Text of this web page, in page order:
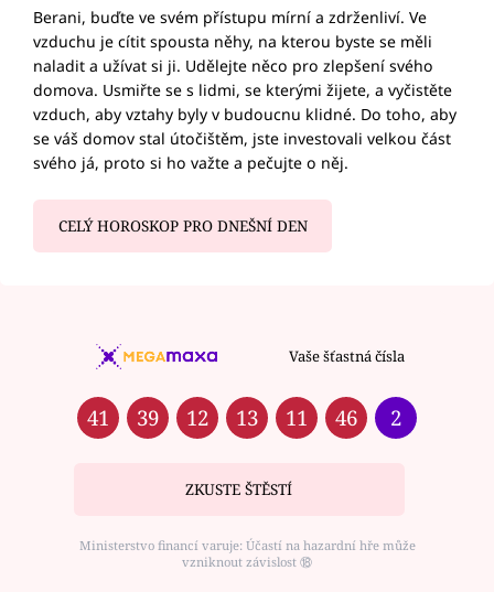
Berani, buďte ve svém přístupu mírní a zdrženliví. Ve
vzduchu je cítit spousta něhy, na kterou byste se měli
naladit a užívat si ji. Udělejte něco pro zlepšení svého
domova. Usmiřte se s lidmi, se kterými žijete, a vyčistěte
vzduch, aby vztahy byly v budoucnu klidné. Do toho, aby
se váš domov stal útočištěm, jste investovali velkou část
svého já, proto si ho važte a pečujte o něj.
CELÝ HOROSKOP PRO DNEŠNÍ DEN
Vaše šťastná čísla
41 39 12 13 11 46 2
ZKUSTE ŠTĚSTÍ
Ministerstvo financí varuje: Účastí na hazardní hře může
vzniknout závislost ⑱